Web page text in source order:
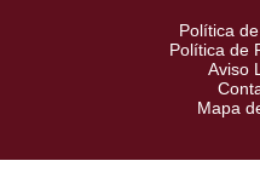
Política
Política de
Aviso
Mapa